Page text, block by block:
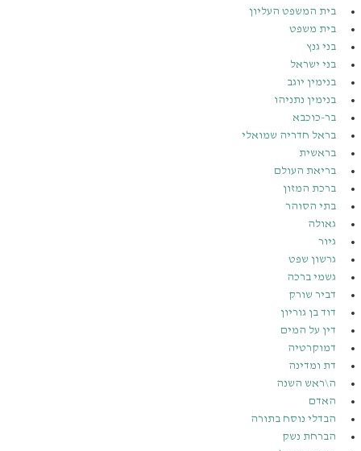
בית המשפט העליון
בית משפט
בני גנץ
בני ישראל
בנימין יוגב
בנימין נתניהו
בר-כוכבא
בראל חדריה שמואלי
בראשית
בריאת העולם
ברכת המזון
בתי הסוהר
גאולה
גיור
גרשון שפט
גשמי ברכה
דביר שורק
דוד בן גוריון
דין על המים
דמוקרטיה
דת ומדינה
ה\ראש השנה
האדם
הבדלי נוסח בתורה
הברחת נשק